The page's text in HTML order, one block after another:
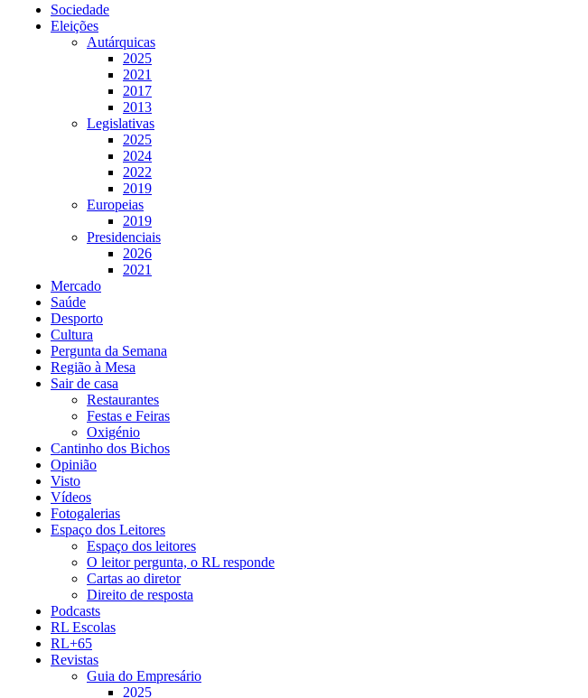
Sociedade
Eleições
Autárquicas
2025
2021
2017
2013
Legislativas
2025
2024
2022
2019
Europeias
2019
Presidenciais
2026
2021
Mercado
Saúde
Desporto
Cultura
Pergunta da Semana
Região à Mesa
Sair de casa
Restaurantes
Festas e Feiras
Oxigénio
Cantinho dos Bichos
Opinião
Visto
Vídeos
Fotogalerias
Espaço dos Leitores
Espaço dos leitores
O leitor pergunta, o RL responde
Cartas ao diretor
Direito de resposta
Podcasts
RL Escolas
RL+65
Revistas
Guia do Empresário
2025